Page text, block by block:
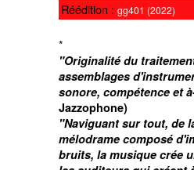
Réédition : gg401 (2022)
*
"Originalité du
assemblages
sonore, compétence et
Jazzophone)
"Naviguant sur tout, de
mélodrame composé
bruits, la musique crée